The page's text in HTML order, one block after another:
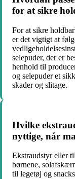
for at sikre
For at sikre
er det vigtigt at
selepuder, der er
henhold til
og selepuder et
skader og slitage.
Hvilke
nyttige, når
Ekstraudstyr eller
børnene,
til legetøj og